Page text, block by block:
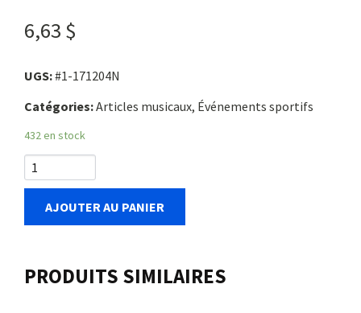
6,63 $
UGS:#1-171204N
Catégories:Articles musicaux, Événements sportifs
432 en stock
AJOUTER AU PANIER
PRODUITS SIMILAIRES